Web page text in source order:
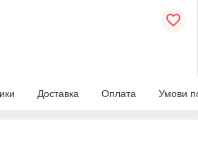
Доставка Оплата Умови